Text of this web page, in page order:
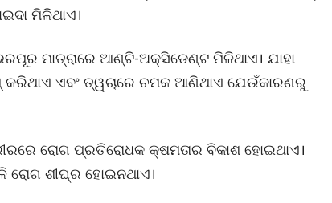
ମିଳିଥାଏ।
ମାତ୍ରାରେ ଆଣ୍ଟି-ଅକ୍ସିଡେଣ୍ଟ ମିଳିଥାଏ। ଯାହା
ଏବଂ ତ୍ୱଚାରେ ଚମକ ଆଣିଥାଏ ଯେଉଁକାରଣରୁ
ରୋଗ ପ୍ରତିରୋଧକ କ୍ଷମତାର ବିକାଶ ହୋଇଥାଏ।
ଶୀଘ୍ର ହୋଇନଥାଏ।